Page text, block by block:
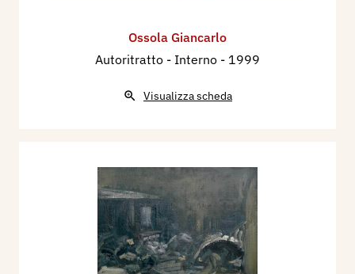
Ossola Giancarlo
Autoritratto - Interno - 1999
Visualizza scheda